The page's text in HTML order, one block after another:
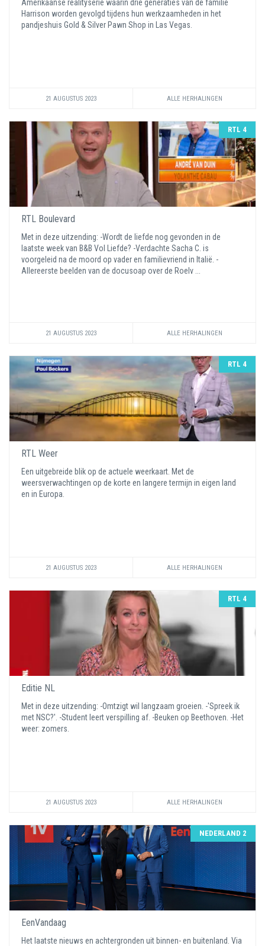
Amerikaanse realityserie waarin drie generaties van de familie
Harrison worden gevolgd tijdens hun werkzaamheden in het
pandjeshuis Gold & Silver Pawn Shop in Las Vegas.
21 AUGUSTUS 2023 ALLE HERHALINGEN
RTL 4
RTL Boulevard
Met in deze uitzending: -Wordt de liefde nog gevonden in de
laatste week van B&B Vol Liefde? -Verdachte Sacha C. is
voorgeleid na de moord op vader en familievriend in Italië. -
Allereerste beelden van de docusoap over de Roelv ...
21 AUGUSTUS 2023 ALLE HERHALINGEN
RTL 4
RTL Weer
Een uitgebreide blik op de actuele weerkaart. Met de
weersverwachtingen op de korte en langere termijn in eigen land
en in Europa.
21 AUGUSTUS 2023 ALLE HERHALINGEN
RTL 4
Editie NL
Met in deze uitzending: -Omtzigt wil langzaam groeien. -'Spreek ik
met NSC?'. -Student leert verspilling af. -Beuken op Beethoven. -Het
weer: zomers.
21 AUGUSTUS 2023 ALLE HERHALINGEN
NEDERLAND 2
EenVandaag
Het laatste nieuws en achtergronden uit binnen- en buitenland. Via